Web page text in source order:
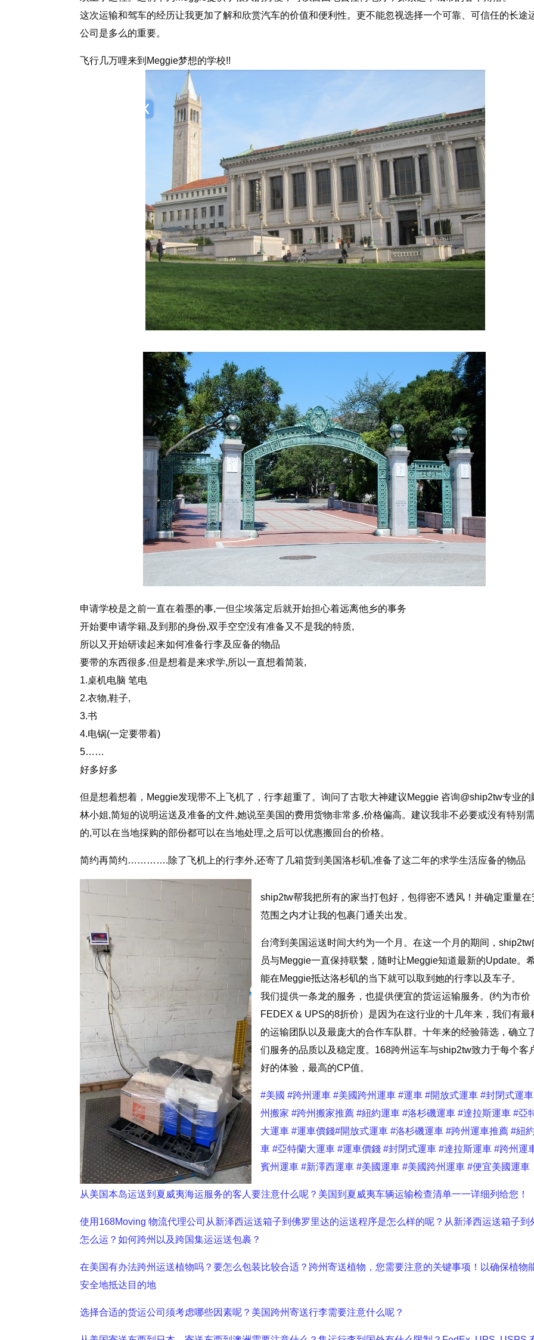
这次运输和驾车的经历让我更加了解和欣赏汽车的价值和便利性。更不能忽视选择一个可靠、可信任的长途
公司是多么的重要。
飞行几万哩来到Meggie梦想的学校!!
申请学校是之前一直在着墨的事,一但尘埃落定后就开始担心着远离他乡的事务
开始要申请学籍,及到那的身份,双手空空没有准备又不是我的特质,
所以又开始研读起来如何准备行李及应备的物品
要带的东西很多,但是想着是来求学,所以一直想着简装,
1.桌机电脑 笔电
2.衣物,鞋子,
3.书
4.电锅(一定要带着)
5……
好多好多
但是想着想着，Meggie发现带不上飞机了，行李超重了。询问了古歌大神建议Meggie 咨询@ship2tw专业的
林小姐,简短的说明运送及准备的文件,她说至美国的费用货物非常多,价格偏高。建议我非不必要或没有特别
的,可以在当地採购的部份都可以在当地处理,之后可以优惠搬回台的价格。
简约再简约………….除了飞机上的行李外,还寄了几箱货到美国洛杉矶,准备了这二年的求学生活应备的物品
ship2tw帮我把所有的家当打包好，包得密不透风！并确定重量在
范围之内才让我的包裹门通关出发。
台湾到美国运送时间大约为一个月。在这一个月的期间，ship2tw
员与Meggie一直保持联繫，随时让Meggie知道最新的Update。
能在Meggie抵达洛杉矶的当下就可以取到她的行李以及车子。
我们提供一条龙的服务，也提供便宜的货运运输服务。(约为市价
FEDEX & UPS的8折价）是因为在这行业的十几年来，我们有最
的运输团队以及最庞大的合作车队群。十年来的经验筛选，确立
们服务的品质以及稳定度。168跨州运车与ship2tw致力于每个客
好的体验，最高的CP值。
#美國 #跨州運車 #美國跨州運車 #運車 #開放式運車 #封閉式運車
州搬家 #跨州搬家推薦 #紐約運車 #洛杉磯運車 #達拉斯運車 #亞
大運車 #運車價錢#開放式運車 #洛杉磯運車 #跨州運車推薦 #紐
車 #亞特蘭大運車 #運車價錢 #封閉式運車 #達拉斯運車 #跨州運
賓州運車 #新澤西運車 #美國運車 #美國跨州運車 #便宜美國運車
从美国本岛运送到夏威夷海运服务的客人要注意什么呢？美国到夏威夷车辆运输检查清单一一详细列给您！
使用168Moving 物流代理公司从新泽西运送箱子到佛罗里达的运送程序是怎么样的呢？从新泽西运送箱子到
怎么运？如何跨州以及跨国集运运送包裹？
在美国有办法跨州运送植物吗？要怎么包装比较合适？跨州寄送植物，您需要注意的关键事项！以确保植物
安全地抵达目的地
选择合适的货运公司须考虑哪些因素呢？美国跨州寄送行李需要注意什么呢？